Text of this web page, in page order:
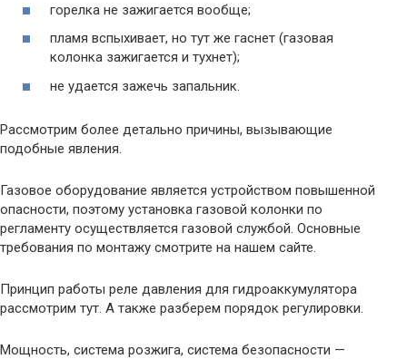
горелка не зажигается вообще;
пламя вспыхивает, но тут же гаснет (газовая
колонка зажигается и тухнет);
не удается зажечь запальник.
Рассмотрим более детально причины, вызывающие
подобные явления.
Газовое оборудование является устройством повышенной
опасности, поэтому установка газовой колонки по
регламенту осуществляется газовой службой. Основные
требования по монтажу смотрите на нашем сайте.
Принцип работы реле давления для гидроаккумулятора
рассмотрим тут. А также разберем порядок регулировки.
Мощность, система розжига, система безопасности —